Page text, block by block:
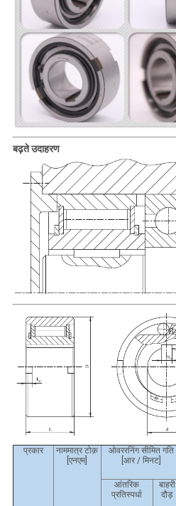
बढ़ते उदाहरण
प्रकार
नाममात्र टोक़
[एनएम]
ओवररनिंग सीमित गति
[आर / मिनट]
आंतरिक
प्रतिस्पर्धा
बाहरी
दौड़